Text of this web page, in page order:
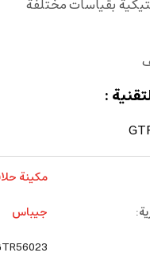
بقياسات مختلفة
:
مكينة
:
جيباس